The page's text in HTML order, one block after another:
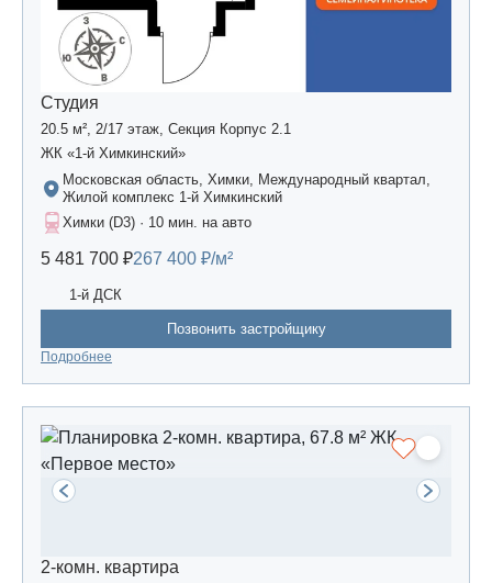
Студия
20.5 м², 2/17 этаж, Секция Корпус 2.1
ЖК «1-й Химкинский»
Московская область, Химки, Международный квартал,
Жилой комплекс 1-й Химкинский
Химки (D3) · 10 мин. на авто
5 481 700 ₽267 400 ₽/м²
1-й ДСК
Позвонить застройщику
Подробнее
2-комн. квартира